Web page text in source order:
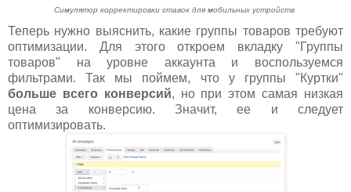
Симулятор корректировки ставок для мобильных устройств
Теперь нужно выяснить, какие группы товаров требуют
оптимизации. Для этого откроем вкладку "Группы
товаров" на уровне аккаунта и воспользуемся
фильтрами. Так мы поймем, что у группы "Куртки"
больше всего конверсий, но при этом самая низкая
цена за конверсию. Значит, ее и следует
оптимизировать.